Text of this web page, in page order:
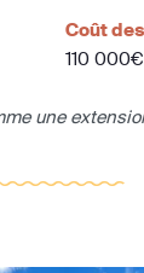
Coût
110 000€
une